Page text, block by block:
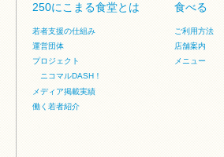
250にこまる食堂とは
若者支援の仕組み
運営団体
プロジェクト
ニコマルDASH！
メディア掲載実績
働く若者紹介
食べる
ご利用方法
店舗案内
メニュー